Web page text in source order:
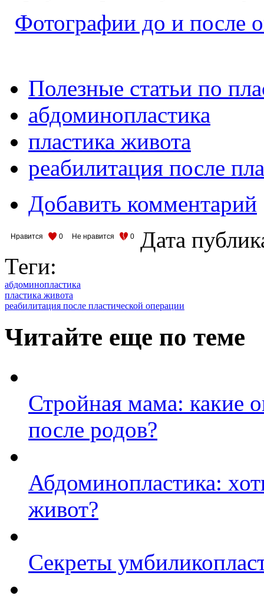
Фотографии до и после
Полезные статьи по
абдоминопластика
пластика живота
реабилитация после
Добавить комментарий
Нравится 0 Не нравится 0
Дата
Теги:
абдоминопластика
пластика живота
реабилитация после пластической операции
Читайте еще по теме
Стройная мама: какие
после родов?
Абдоминопластика:
живот?
Секреты